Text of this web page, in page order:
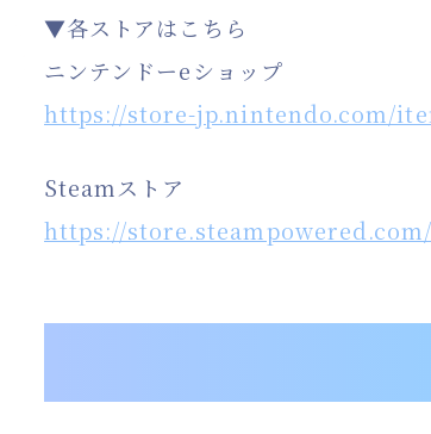
▼各ストアはこちら
ニンテンドーeショップ
https://store-jp.nintendo.com/
Steamストア
https://store.steampowered.com/